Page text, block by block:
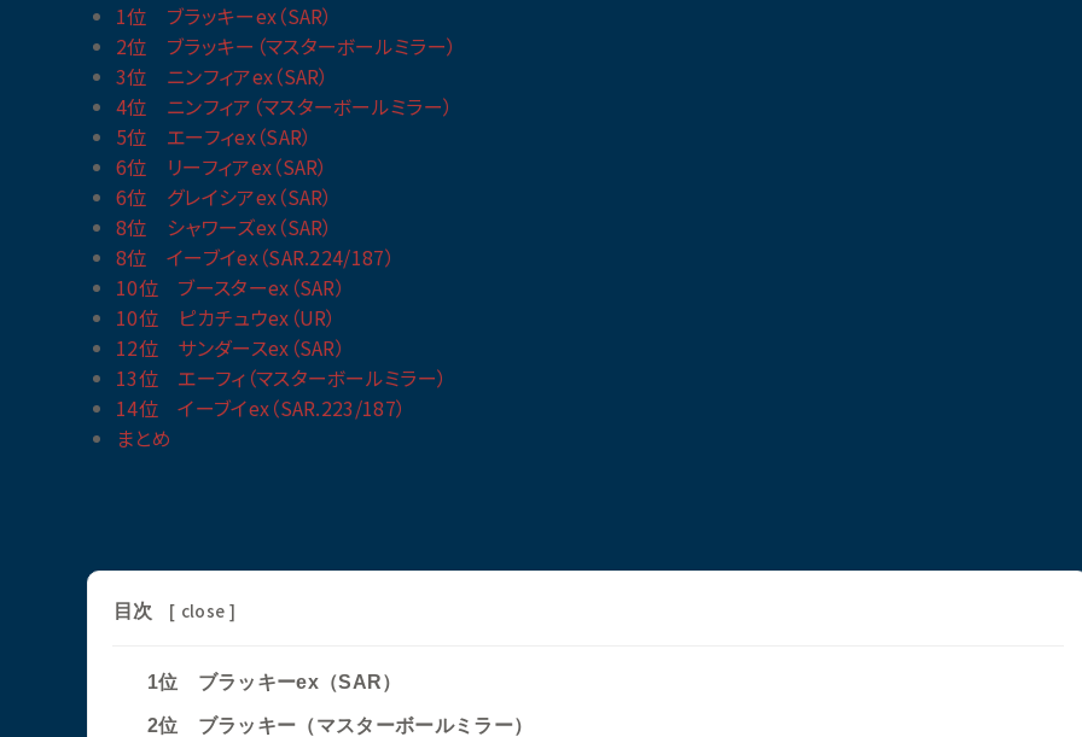
1位 ブラッキーex（SAR）
2位 ブラッキー（マスターボールミラー）
3位 ニンフィアex（SAR）
4位 ニンフィア（マスターボールミラー）
5位 エーフィex（SAR）
6位 リーフィアex（SAR）
6位 グレイシアex（SAR）
8位 シャワーズex（SAR）
8位 イーブイex（SAR.224/187）
10位 ブースターex（SAR）
10位 ピカチュウex（UR）
12位 サンダースex（SAR）
13位 エーフィ（マスターボールミラー）
14位 イーブイex（SAR.223/187）
まとめ
目次 [ close ]
1位 ブラッキーex（SAR）
2位 ブラッキー（マスターボールミラー）